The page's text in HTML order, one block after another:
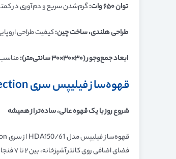
توان ۶۵۰ وات: گرم‌شدن سریع و دم‌آوری در کمتر از ۱۰
طراحی هلندی، ساخت چین:کیفیت طراحی
ابعاد جمع‌وجور (۳۰×۳۰×۳۰ سانتی‌متر):
قهوه‌ساز فیلیپس سری Daily Collection | قهوه‌ای تازه و خوش‌عطر در کمترین زمان
شروع روز با یک قهوه عالی، ساده‌تر از همیشه
فضای اضافی روی کانتر آشپزخانه، بین ۲ تا ۷ فنجان قهوه (حداکثر ۰.۶ لیتر) را در کمتر از ۱۰ دقیقه آماده می‌کند .